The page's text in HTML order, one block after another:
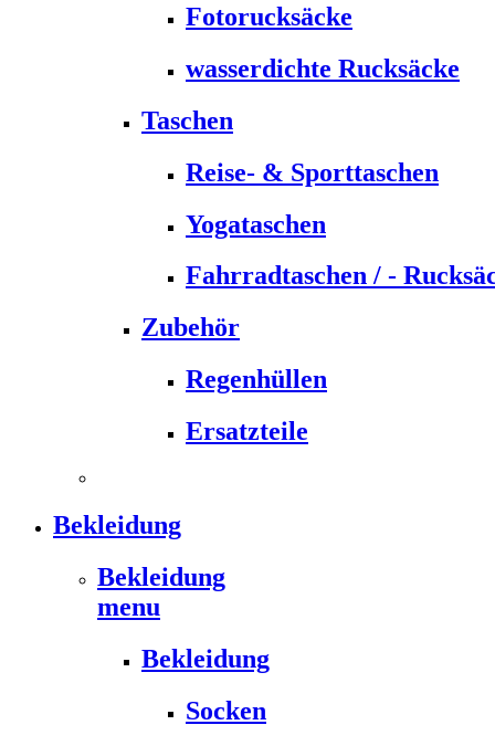
Fotorucksäcke
wasserdichte Rucksäcke
Taschen
Reise- & Sporttaschen
Yogataschen
Fahrradtaschen / -
Zubehör
Regenhüllen
Ersatzteile
Bekleidung
Bekleidung
menu
Bekleidung
Socken